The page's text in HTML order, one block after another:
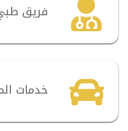
فريق
خدمات